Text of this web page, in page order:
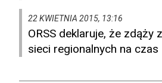
22 KWIETNIA 2015, 13:16
ORSS deklaruje, że zdąży
sieci regionalnych na czas